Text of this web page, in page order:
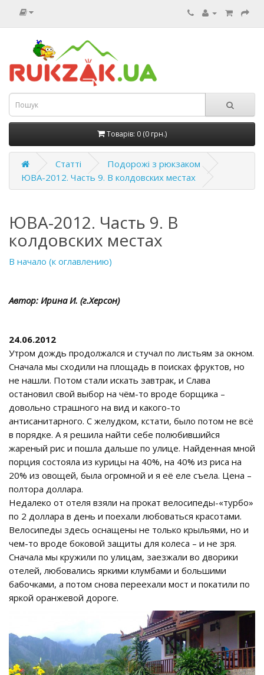
Товарів: 0 (0 грн.)
Статті
Подорожі з рюкзаком
ЮВА-2012. Часть 9. В колдовских местах
ЮВА-2012. Часть 9. В
колдовских местах
В начало (к оглавлению)
Автор: Ирина И. (г.Херсон)
24.06.2012
Утром дождь продолжался и стучал по листьям за окном.
Сначала мы сходили на площадь в поисках фруктов, но
не нашли. Потом стали искать завтрак, и Слава
остановил свой выбор на чём-то вроде борщика –
довольно страшного на вид и какого-то
антисанитарного. С желудком, кстати, было потом не всё
в порядке. А я решила найти себе полюбившийся
жареный рис и пошла дальше по улице. Найденная мной
порция состояла из курицы на 40%, на 40% из риса на
20% из овощей, была огромной и я её еле съела. Цена –
полтора доллара.
Недалеко от отеля взяли на прокат велосипеды-«турбо»
по 2 доллара в день и поехали любоваться красотами.
Велосипеды здесь оснащены не только крыльями, но и
чем-то вроде боковой защиты для колеса – и не зря.
Сначала мы кружили по улицам, заезжали во дворики
отелей, любовались яркими клумбами и большими
бабочками, а потом снова переехали мост и покатили по
яркой оранжевой дороге.